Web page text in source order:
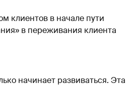
клиентов в начале пути
в переживания клиента
начинает развиваться. Эта